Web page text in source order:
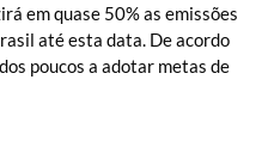
em quase 50% as emissões
até esta data. De acordo
poucos a adotar metas de